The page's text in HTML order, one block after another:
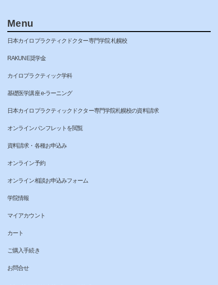
Menu
日本カイロプラクティクドクター専門学院 札幌校
RAKUNE奨学金
カイロプラクティック学科
基礎医学講座 e-ラーニング
日本カイロプラクティックドクター専門学院札幌校の資料請求
オンラインパンフレットを閲覧
資料請求・各種お申込み
オンライン予約
オンライン相談お申込みフォーム
学院情報
マイアカウント
カート
ご購入手続き
お問合せ